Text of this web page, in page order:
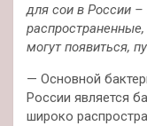
для сои в России
могут появиться,
— Основной
России является
широко